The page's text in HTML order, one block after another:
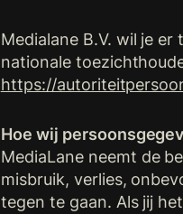
Medialane B.V. wil je
nationale
https://
Hoe wij
MediaLane neemt de
misbruik, verlies,
tegen te gaan. Als jij